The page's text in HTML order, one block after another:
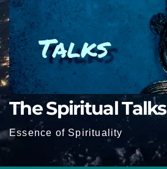
The Spiritual Talks
Essence of Spirituality